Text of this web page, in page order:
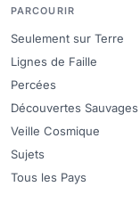
PARCOURIR
Seulement sur Terre
Lignes de Faille
Percées
Découvertes Sauvages
Veille Cosmique
Sujets
Tous les Pays